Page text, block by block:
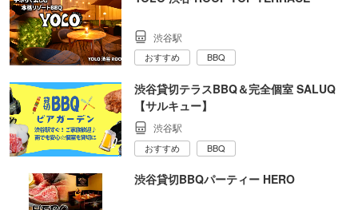
渋谷駅
おすすめ BBQ
渋谷貸切テラスBBQ＆完全個室 SALUQ
【サルキュー】
渋谷駅
おすすめ BBQ
渋谷貸切BBQパーティー HERO